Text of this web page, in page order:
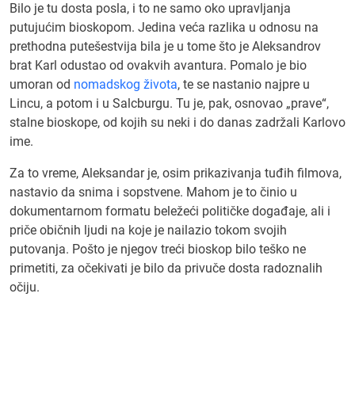
Bilo je tu dosta posla, i to ne samo oko upravljanja
putujućim bioskopom. Jedina veća razlika u odnosu na
prethodna putešestvija bila je u tome što je Aleksandrov
brat Karl odustao od ovakvih avantura. Pomalo je bio
umoran od nomadskog života, te se nastanio najpre u
Lincu, a potom i u Salcburgu. Tu je, pak, osnovao „prave“,
stalne bioskope, od kojih su neki i do danas zadržali Karlovo
ime.
Za to vreme, Aleksandar je, osim prikazivanja tuđih filmova,
nastavio da snima i sopstvene. Mahom je to činio u
dokumentarnom formatu beležeći političke događaje, ali i
priče običnih ljudi na koje je nailazio tokom svojih
putovanja. Pošto je njegov treći bioskop bilo teško ne
primetiti, za očekivati je bilo da privuče dosta radoznalih
očiju.